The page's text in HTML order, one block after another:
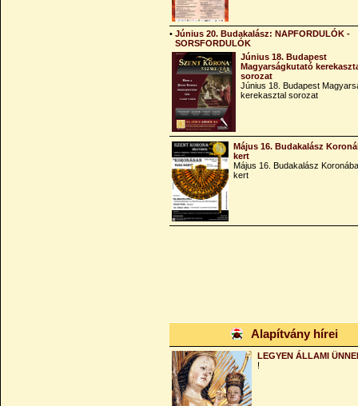
• Június 20. Budakalász: NAPFORDULÓK -
SORSFORDULÓK
Június 18. Budapest
Magyarságkutató
sorozat
Június 18. Budapest
kerekasztal sorozat
Május 16. Budakalász
kert
Május 16. Budakalász
kert
Alapítvány hírei
LEGYEN ÁLLAMI
!